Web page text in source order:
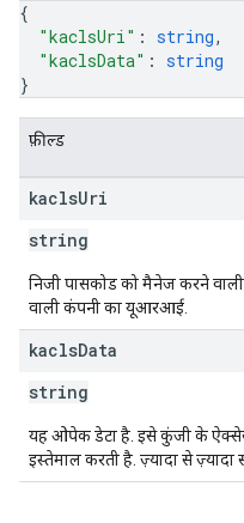
{
"kaclsUri" : string,
"kaclsData" : string
}
फ़ील्ड
kaclsUri
string
निजी पासकोड को मैनेज करने
वाली कंपनी का यूआरआई.
kaclsData
string
यह ओपेक डेटा है. इसे कुंजी के
इस्तेमाल करती है. ज़्यादा से ज़्यादा